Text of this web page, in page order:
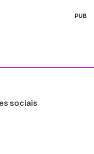
PUB
sociais
ao